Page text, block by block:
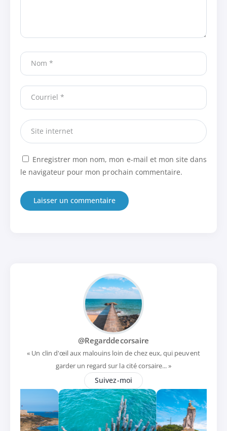
Enregistrer mon nom, mon e-mail et mon site dans
le navigateur pour mon prochain commentaire.
@Regarddecorsaire
« Un clin d'œil aux malouins loin de chez eux, qui peuvent
garder un regard sur la cité corsaire... »
Suivez-moi